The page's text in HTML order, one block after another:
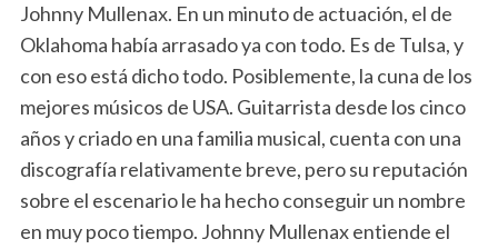
Johnny Mullenax. En un minuto de actuación, el de
Oklahoma había arrasado ya con todo. Es de Tulsa, y
con eso está dicho todo. Posiblemente, la cuna de los
mejores músicos de USA. Guitarrista desde los cinco
años y criado en una familia musical, cuenta con una
discografía relativamente breve, pero su reputación
sobre el escenario le ha hecho conseguir un nombre
en muy poco tiempo. Johnny Mullenax entiende el